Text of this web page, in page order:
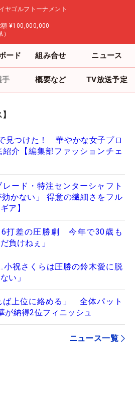
ヤゴルフトーナメント
¥100,000,000
ード 組み合せ ニュース
手 概要など TV放送予定
見つけた！ 華やかな女子プロ
介【編集部ファッションチェ
ード・特注センターシャフト
かない」 得意の繊細さをフル
ア】
打差の圧勝劇 今年で30歳も
負けねぇ」
小祝さくらは圧勝の鈴木愛に脱
い」
ば上位に絡める」 全体パット
が納得2位フィニッシュ
ニュース一覧